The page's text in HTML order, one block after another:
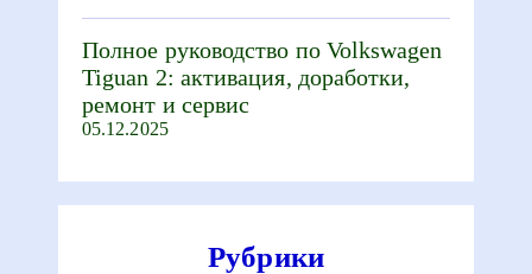
Полное руководство по Volkswagen
Tiguan 2: активация, доработки,
ремонт и сервис
05.12.2025
Рубрики